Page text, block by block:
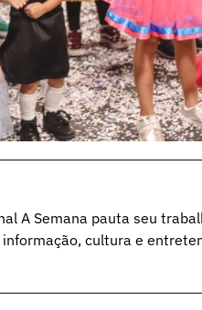
A Semana pauta seu
cultura e